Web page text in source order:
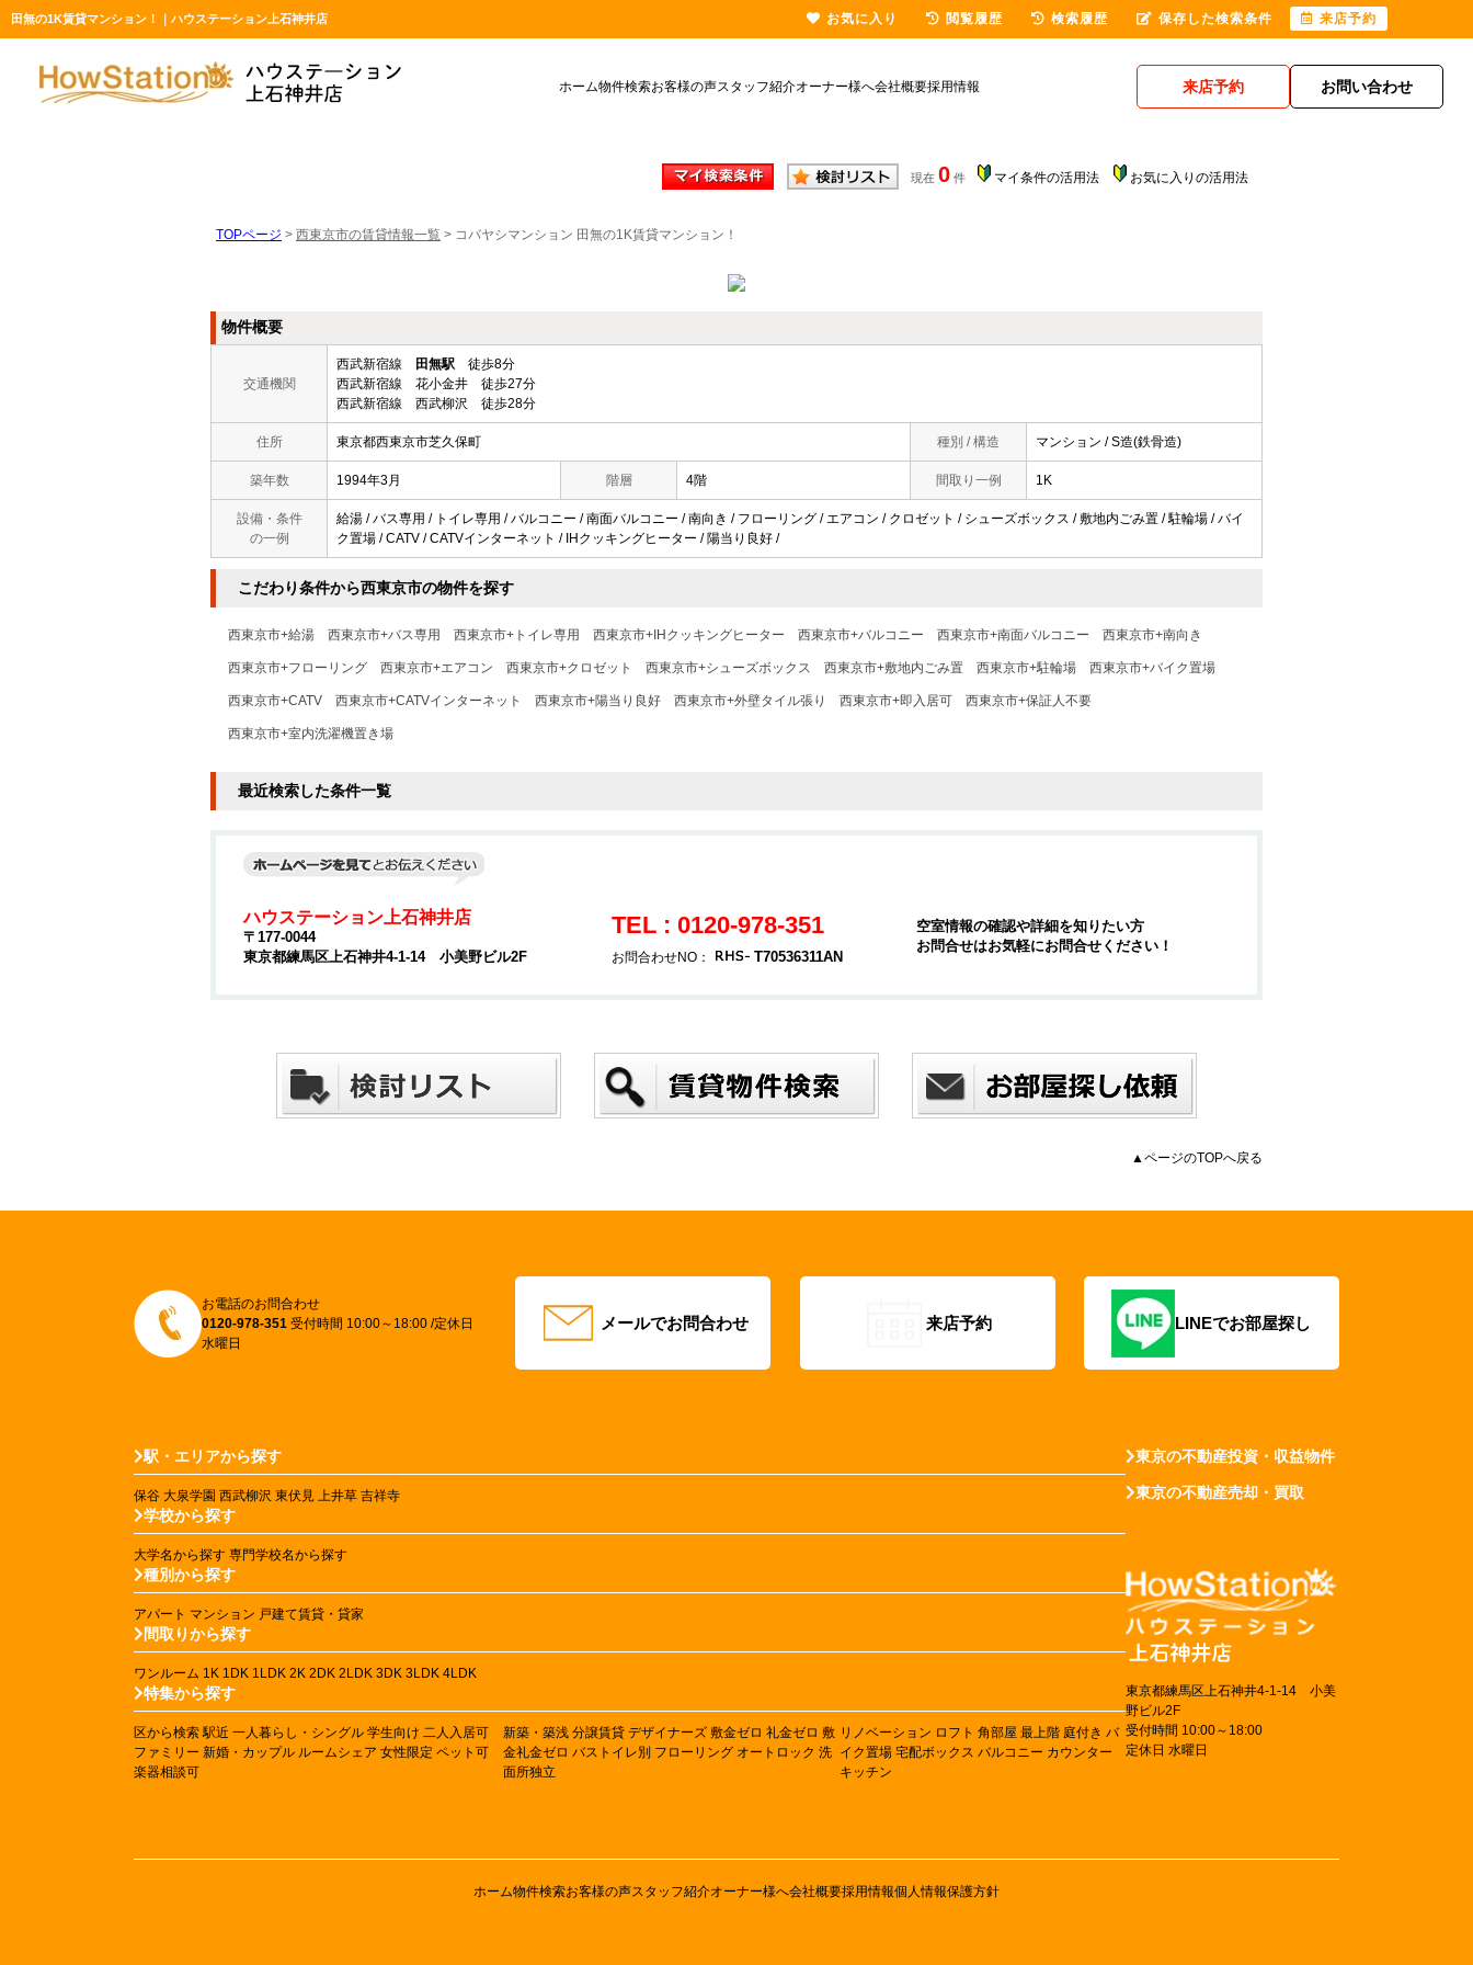
田無の1K賃貸マンション！｜ハウステーション上石神井店
ホーム物件検索お客様の声スタッフ紹介オーナー様へ会社概要採用情報 来店予約 お問い合わせ
現在 0 件 マイ条件の活用法 お気に入りの活用法
TOPページ > 西東京市の賃貸情報一覧 > コバヤシマンション 田無の1K賃貸マンション！
物件概要
交通機関
西武新宿線 田無駅 徒歩8分
西武新宿線 花小金井 徒歩27分
西武新宿線 西武柳沢 徒歩28分
住所 東京都西東京市芝久保町 種別 / 構造 マンション / S造(鉄骨造)
築年数 1994年3月 階層 4階 間取り一例 1K
設備・条件
の一例
給湯 / バス専用 / トイレ専用 / バルコニー / 南面バルコニー / 南向き / フローリング / エアコン / クロゼット / シューズボックス / 敷地内ごみ置 / 駐輪場 / バイ
ク置場 / CATV / CATVインターネット / IHクッキングヒーター / 陽当り良好 /
こだわり条件から西東京市の物件を探す
西東京市+給湯 西東京市+バス専用 西東京市+トイレ専用 西東京市+IHクッキングヒーター 西東京市+バルコニー 西東京市+南面バルコニー 西東京市+南向き
西東京市+フローリング 西東京市+エアコン 西東京市+クロゼット 西東京市+シューズボックス 西東京市+敷地内ごみ置 西東京市+駐輪場 西東京市+バイク置場
西東京市+CATV 西東京市+CATVインターネット 西東京市+陽当り良好 西東京市+外壁タイル張り 西東京市+即入居可 西東京市+保証人不要
西東京市+室内洗濯機置き場
最近検索した条件一覧
ハウステーション上石神井店
〒177-0044
東京都練馬区上石神井4-1-14 小美野ビル2F
TEL : 0120-978-351
お問合わせNO： T70536311AN
空室情報の確認や詳細を知りたい方
お問合せはお気軽にお問合せください！
▲ページのTOPへ戻る
お電話のお問合わせ
0120-978-351 受付時間 10:00～18:00 /定休日
水曜日
メールでお問合わせ 来店予約 LINEでお部屋探し
駅・エリアから探す
保谷 大泉学園 西武柳沢 東伏見 上井草 吉祥寺
学校から探す
大学名から探す 専門学校名から探す
種別から探す
アパート マンション 戸建て賃貸・貸家
間取りから探す
ワンルーム 1K 1DK 1LDK 2K 2DK 2LDK 3DK 3LDK 4LDK
特集から探す
区から検索 駅近 一人暮らし・シングル 学生向け 二人入居可
ファミリー 新婚・カップル ルームシェア 女性限定 ペット可
楽器相談可
新築・築浅 分譲賃貸 デザイナーズ 敷金ゼロ 礼金ゼロ 敷
金礼金ゼロ バストイレ別 フローリング オートロック 洗
面所独立
リノベーション ロフト 角部屋 最上階 庭付き バ
イク置場 宅配ボックス バルコニー カウンター
キッチン
東京の不動産投資・収益物件
東京の不動産売却・買取
東京都練馬区上石神井4-1-14 小美
野ビル2F
受付時間 10:00～18:00
定休日 水曜日
ホーム物件検索お客様の声スタッフ紹介オーナー様へ会社概要採用情報個人情報保護方針
お気に入り 閲覧履歴 検索履歴 保存した検索条件 来店予約